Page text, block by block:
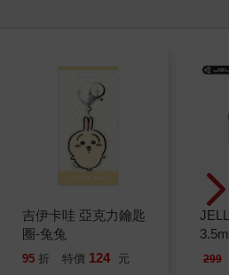
吉伊卡哇 亞克力鑰匙
圈-兔兔
95 折 特價 124 元
式
299